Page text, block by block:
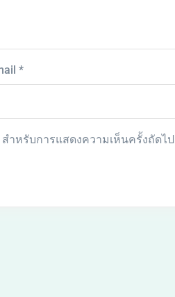
*
ำหรับการแสดงความเห็นครั้งถัดไป